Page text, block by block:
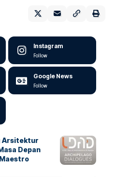
Instagram
Follow
Google News
Follow
Arsitektur
Depan